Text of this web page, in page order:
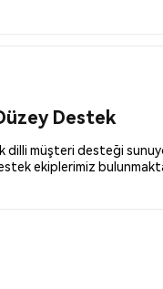
Destek
dilli müşteri desteği
ekiplerimiz